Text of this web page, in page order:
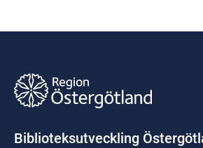
Biblioteksutveckling